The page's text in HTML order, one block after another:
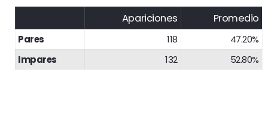
Apariciones Promedio
Pares 118
47.20%
Impares
132 52.80%